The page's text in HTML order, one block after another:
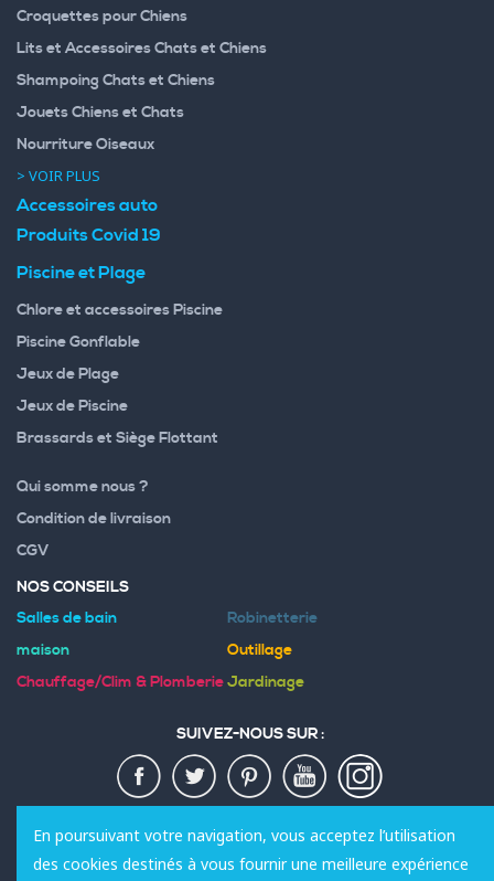
Croquettes pour Chiens
Lits et Accessoires Chats et Chiens
Shampoing Chats et Chiens
Jouets Chiens et Chats
Nourriture Oiseaux
> VOIR PLUS
Accessoires auto
Produits Covid 19
Piscine et Plage
Chlore et accessoires Piscine
Piscine Gonflable
Jeux de Plage
Jeux de Piscine
Brassards et Siège Flottant
Qui somme nous ?
Condition de livraison
CGV
NOS CONSEILS
Salles de bain
Robinetterie
maison
Outillage
Chauffage/Clim & PlomberieJardinage
SUIVEZ-NOUS SUR :
MODES DE PAIEMENT :
En poursuivant votre navigation, vous acceptez l’utilisation
des cookies destinés à vous fournir une meilleure expérience